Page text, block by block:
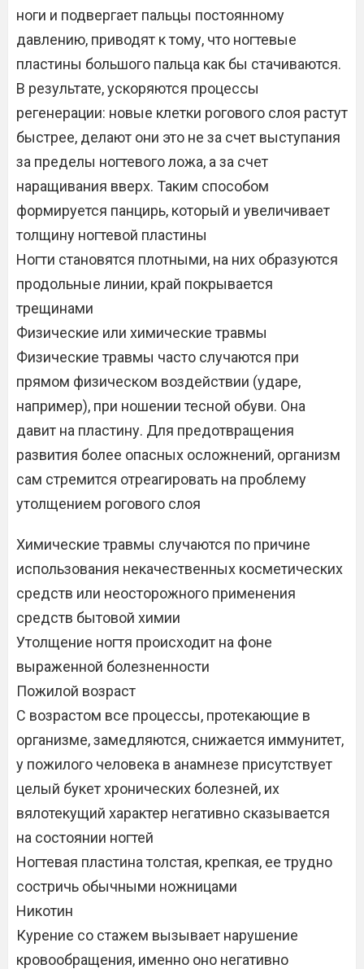
ноги и подвергает пальцы постоянному
давлению, приводят к тому, что ногтевые
пластины большого пальца как бы стачиваются.
В результате, ускоряются процессы
регенерации: новые клетки рогового слоя растут
быстрее, делают они это не за счет выступания
за пределы ногтевого ложа, а за счет
наращивания вверх. Таким способом
формируется панцирь, который и увеличивает
толщину ногтевой пластины
Ногти становятся плотными, на них образуются
продольные линии, край покрывается
трещинами
Физические или химические травмы
Физические травмы часто случаются при
прямом физическом воздействии (ударе,
например), при ношении тесной обуви. Она
давит на пластину. Для предотвращения
развития более опасных осложнений, организм
сам стремится отреагировать на проблему
утолщением рогового слоя
Химические травмы случаются по причине
использования некачественных косметических
средств или неосторожного применения
средств бытовой химии
Утолщение ногтя происходит на фоне
выраженной болезненности
Пожилой возраст
С возрастом все процессы, протекающие в
организме, замедляются, снижается иммунитет,
у пожилого человека в анамнезе присутствует
целый букет хронических болезней, их
вялотекущий характер негативно сказывается
на состоянии ногтей
Ногтевая пластина толстая, крепкая, ее трудно
состричь обычными ножницами
Никотин
Курение со стажем вызывает нарушение
кровообращения, именно оно негативно